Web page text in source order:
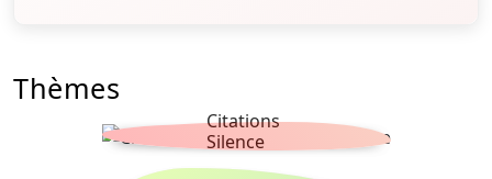
Thèmes
Citations
Silence